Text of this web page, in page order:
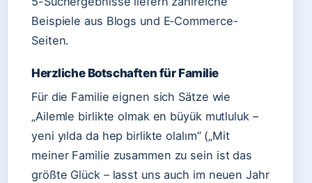
Beispiele aus Blogs und E‑Commerce-
Seiten.
Herzliche Botschaften für Familie
Für die Familie eignen sich Sätze wie
„Ailemle birlikte olmak en büyük mutluluk –
yeni yılda da hep birlikte olalım” („Mit
meiner Familie zusammen zu sein ist das
größte Glück – lasst uns auch im neuen Jahr